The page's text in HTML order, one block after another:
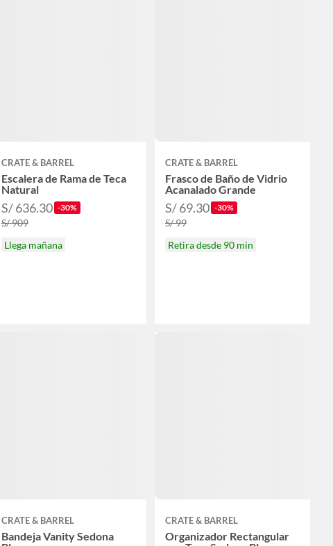
CRATE & BARREL
Escalera de Rama de Teca
Natural
S/ 636.30 -30%
S/ 909
Llega mañana
CRATE & BARREL
Frasco de Baño de Vidrio
Acanalado Grande
S/ 69.30 -30%
S/ 99
Retira desde 90 min
CRATE & BARREL
Bandeja Vanity Sedona
CRATE & BARREL
Organizador Rectangular